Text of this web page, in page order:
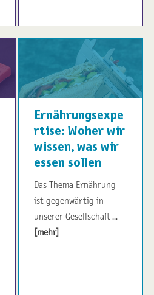
Ernährungsexpe
rtise: Woher wir
wissen, was wir
essen sollen
Das Thema Ernährung
ist gegenwärtig in
unserer Gesellschaft ...
[mehr]